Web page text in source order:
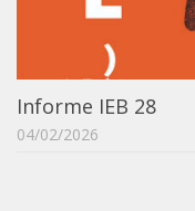
Guia do IEB
Informe IEB
Livros publicados
Informe IEB 28
04/02/2026